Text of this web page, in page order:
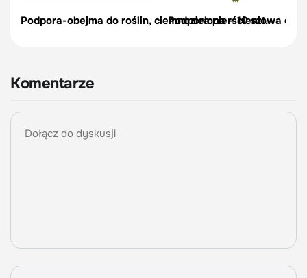
Podpora-obejma do roślin, ciemnozielona – 10 szt.
Podpora pierścieniowa do
Komentarze